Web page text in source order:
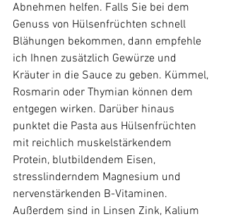
Abnehmen helfen. Falls Sie bei dem
Genuss von Hülsenfrüchten schnell
Blähungen bekommen, dann empfehle
ich Ihnen zusätzlich Gewürze und
Kräuter in die Sauce zu geben. Kümmel,
Rosmarin oder Thymian können dem
entgegen wirken. Darüber hinaus
punktet die Pasta aus Hülsenfrüchten
mit reichlich muskelstärkendem
Protein, blutbildendem Eisen,
stresslinderndem Magnesium und
nervenstärkenden B-Vitaminen.
Außerdem sind in Linsen Zink, Kalium